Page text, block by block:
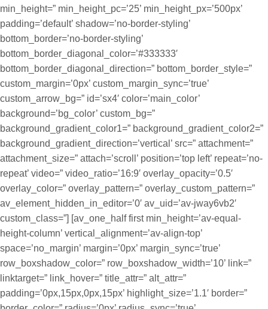
min_height=” min_height_pc=’25’ min_height_px=’500px’
padding=’default’ shadow=’no-border-styling’
bottom_border=’no-border-styling’
bottom_border_diagonal_color=’#333333′
bottom_border_diagonal_direction=” bottom_border_style=”
custom_margin=’0px’ custom_margin_sync=’true’
custom_arrow_bg=” id=’sx4′ color=’main_color’
background=’bg_color’ custom_bg=”
background_gradient_color1=” background_gradient_color2=”
background_gradient_direction=’vertical’ src=” attachment=”
attachment_size=” attach=’scroll’ position=’top left’ repeat=’no-
repeat’ video=” video_ratio=’16:9′ overlay_opacity=’0.5′
overlay_color=” overlay_pattern=” overlay_custom_pattern=”
av_element_hidden_in_editor=’0′ av_uid=’av-jway6vb2′
custom_class=”] [av_one_half first min_height=’av-equal-
height-column’ vertical_alignment=’av-align-top’
space=’no_margin’ margin=’0px’ margin_sync=’true’
row_boxshadow_color=” row_boxshadow_width=’10’ link=”
linktarget=” link_hover=” title_attr=” alt_attr=”
padding=’0px,15px,0px,15px’ highlight_size=’1.1′ border=”